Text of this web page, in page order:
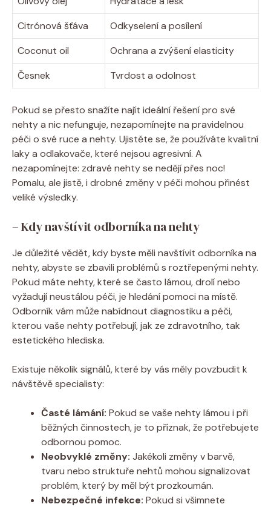
Citrónová šťáva
Odkyselení a posílení
Coconut oil
Ochrana a zvýšení elasticity
Česnek
Tvrdost a odolnost
Pokud se přesto snažíte najít ideální řešení pro své
nehty a nic nefunguje, nezapomínejte na pravidelnou
péči o své ruce a nehty. Ujistěte se, že používáte kvalitní
laky a odlakovače, které nejsou agresivní. A
nezapomínejte: zdravé nehty se nedějí přes noc!
Pomalu, ale jistě, i drobné změny v péči mohou přinést
veliké výsledky.
– Kdy navštívit odborníka na nehty
Je důležité vědět, kdy byste měli navštívit odborníka na
nehty, abyste se zbavili problémů s roztřepenými nehty.
Pokud máte nehty, které se často lámou, drolí nebo
vyžadují neustálou péči, je hledání pomoci na místě.
Odborník vám může nabídnout diagnostiku a péči,
kterou vaše nehty potřebují, jak ze zdravotního, tak
estetického hlediska.
Existuje několik signálů, které by vás měly povzbudit k
návštěvě specialisty:
Časté lámání: Pokud se vaše nehty lámou i při
běžných činnostech, je to příznak, že potřebujete
odbornou pomoc.
Neobvyklé změny: Jakékoli změny v barvě,
tvaru nebo struktuře nehtů mohou signalizovat
problém, který by měl být prozkoumán.
Nebezpečné infekce: Pokud si všimnete